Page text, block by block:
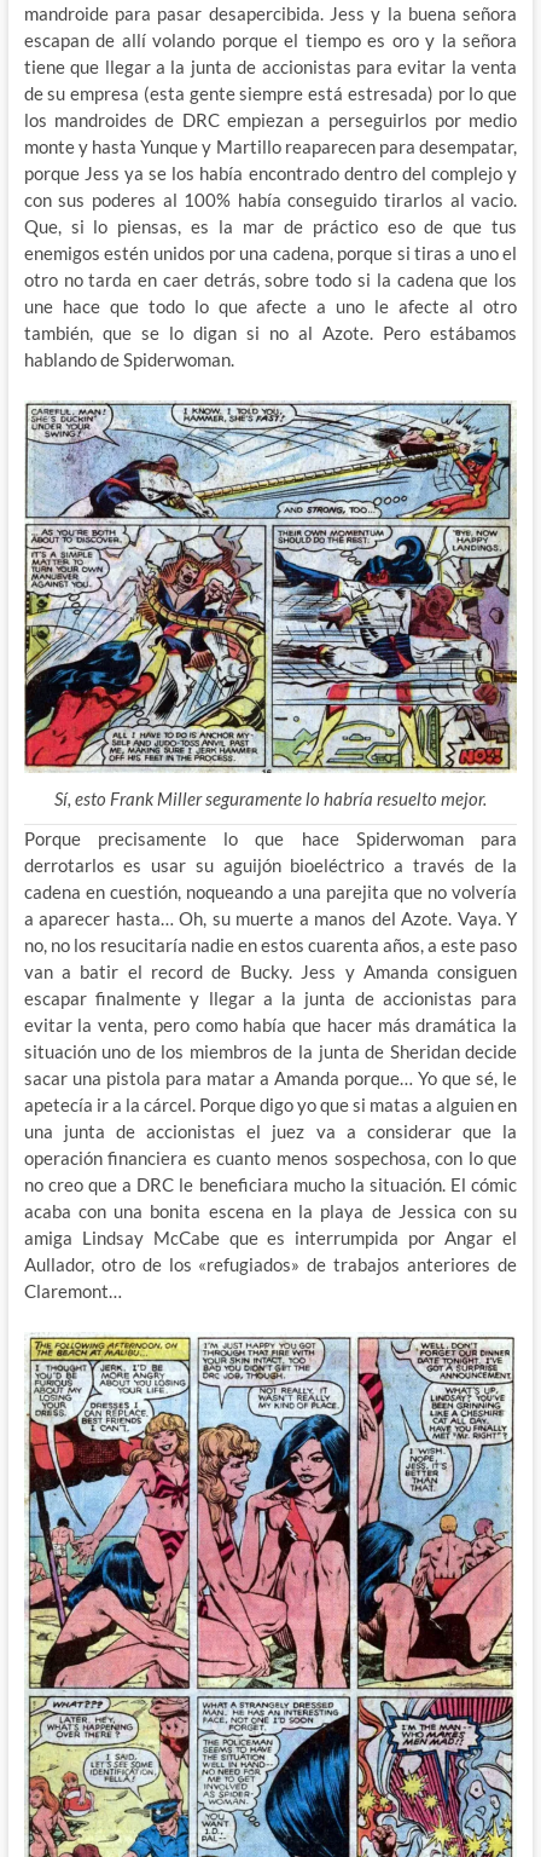
mandroide para pasar desapercibida. Jess y la buena señora
escapan de allí volando porque el tiempo es oro y la señora
tiene que llegar a la junta de accionistas para evitar la venta
de su empresa (esta gente siempre está estresada) por lo que
los mandroides de DRC empiezan a perseguirlos por medio
monte y hasta Yunque y Martillo reaparecen para desempatar,
porque Jess ya se los había encontrado dentro del complejo y
con sus poderes al 100% había conseguido tirarlos al vacio.
Que, si lo piensas, es la mar de práctico eso de que tus
enemigos estén unidos por una cadena, porque si tiras a uno el
otro no tarda en caer detrás, sobre todo si la cadena que los
une hace que todo lo que afecte a uno le afecte al otro
también, que se lo digan si no al Azote. Pero estábamos
hablando de Spiderwoman.
Sí, esto Frank Miller seguramente lo habría resuelto mejor.
Porque precisamente lo que hace Spiderwoman para
derrotarlos es usar su aguijón bioeléctrico a través de la
cadena en cuestión, noqueando a una parejita que no volvería
a aparecer hasta… Oh, su muerte a manos del Azote. Vaya. Y
no, no los resucitaría nadie en estos cuarenta años, a este paso
van a batir el record de Bucky. Jess y Amanda consiguen
escapar finalmente y llegar a la junta de accionistas para
evitar la venta, pero como había que hacer más dramática la
situación uno de los miembros de la junta de Sheridan decide
sacar una pistola para matar a Amanda porque… Yo que sé, le
apetecía ir a la cárcel. Porque digo yo que si matas a alguien en
una junta de accionistas el juez va a considerar que la
operación financiera es cuanto menos sospechosa, con lo que
no creo que a DRC le beneficiara mucho la situación. El cómic
acaba con una bonita escena en la playa de Jessica con su
amiga Lindsay McCabe que es interrumpida por Angar el
Aullador, otro de los «refugiados» de trabajos anteriores de
Claremont…